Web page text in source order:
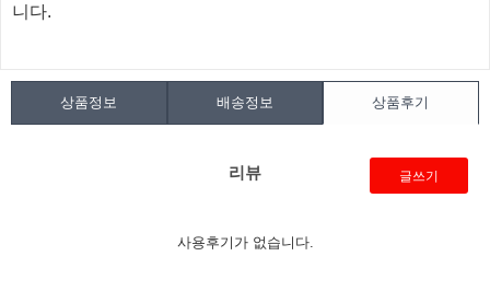
니다.
상품정보 배송정보 상품후기
리뷰 글쓰기
사용후기가 없습니다.